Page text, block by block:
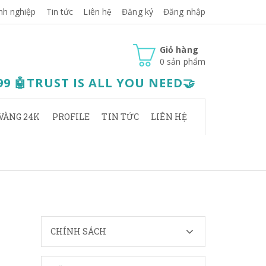
nghiệp Tin tức Liên hệ Đăng ký Đăng nhập
Giỏ hàng
0 sản phẩm
🤖TRUST IS ALL YOU NEED🤝
24K PROFILE TIN TỨC LIÊN HỆ
CHÍNH SÁCH